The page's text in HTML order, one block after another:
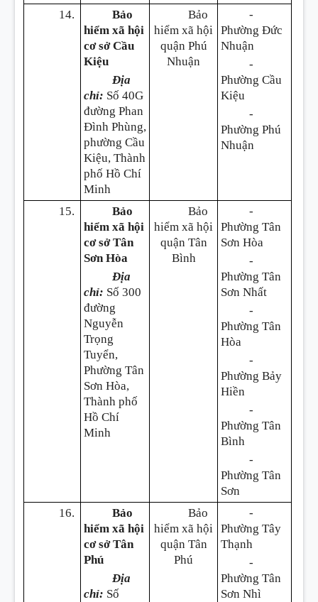
14.
Bảo
hiểm xã hội
cơ sở Cầu
Kiệu
Địa
chỉ: Số 40G
đường Phan
Đình Phùng,
phường Cầu
Kiệu, Thành
phố Hồ Chí
Minh
Bảo
hiểm xã hội
quận Phú
Nhuận
-
Phường Đức
Nhuận
-
Phường Cầu
Kiệu
-
Phường Phú
Nhuận
15.
Bảo
hiểm xã hội
cơ sở Tân
Sơn Hòa
Địa
chỉ: Số 300
đường
Nguyễn
Trọng
Tuyển,
Phường Tân
Sơn Hòa,
Thành phố
Hồ Chí
Minh
Bảo
hiểm xã hội
quận Tân
Bình
-
Phường Tân
Sơn Hòa
-
Phường Tân
Sơn Nhất
-
Phường Tân
Hòa
-
Phường Bảy
Hiền
-
Phường Tân
Bình
-
Phường Tân
Sơn
16.
Bảo
hiểm xã hội
cơ sở Tân
Phú
Địa
chỉ: Số
Bảo
hiểm xã hội
quận Tân
Phú
-
Phường Tây
Thạnh
-
Phường Tân
Sơn Nhì